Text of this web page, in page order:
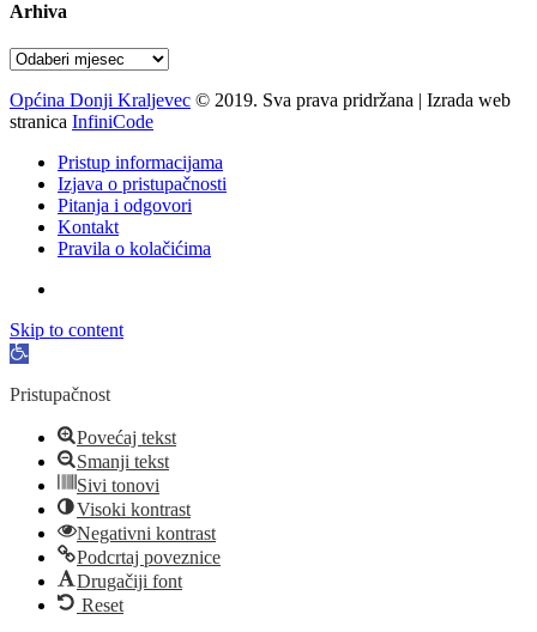
Arhiva
Arhiva
Općina Donji Kraljevec © 2019. Sva prava pridržana | Izrada web
stranica InfiniCode
Pristup informacijama
Izjava o pristupačnosti
Pitanja i odgovori
Kontakt
Pravila o kolačićima
Skip to content
Open
Pristupačnost
Povećaj tekst
Smanji tekst
Sivi tonovi
Visoki kontrast
Negativni kontrast
Podcrtaj poveznice
Drugačiji font
Reset